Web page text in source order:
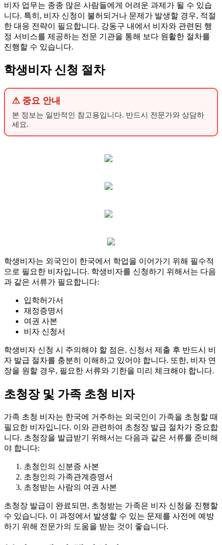
비자 업무는 종종 많은 사람들에게 어려운 과제가 될 수 있습
니다. 특히, 비자 신청이 불허되거나 문제가 발생할 경우, 적절
한 대응 전략이 필요합니다. 강동구 내에서 비자와 관련된 행
정 서비스를 제공하는 전문 기관을 통해 보다 원활한 절차를
진행할 수 있습니다.
학생비자 신청 절차
⚠ 중요 안내
본 정보는 일반적인 참고용입니다. 반드시 전문가와 상담하
세요.
학생비자는 외국인이 한국에서 학업을 이어가기 위해 필수적
으로 필요한 비자입니다. 학생비자를 신청하기 위해서는 다음
과 같은 서류가 필요합니다:
입학허가서
재정증명서
여권 사본
비자 신청서
학생비자 신청 시 주의해야 할 점은, 신청서 제출 후 반드시 비
자 발급 절차를 충분히 이해하고 있어야 합니다. 또한, 비자 연
장을 원할 경우, 필요한 서류와 기한을 미리 체크해야 합니다.
초청장 및 가족 초청 비자
가족 초청 비자는 한국에 거주하는 외국인이 가족을 초청할 때
필요한 비자입니다. 이와 관련하여 초청장 발급 절차가 중요합
니다. 초청장을 발급받기 위해서는 다음과 같은 서류를 준비해
야 합니다:
초청인의 신분증 사본
초청인의 가족관계증명서
초청받는 사람의 여권 사본
초청장 발급이 완료되면, 초청받는 가족은 비자 신청을 진행할
수 있습니다. 이 과정에서 발생할 수 있는 문제를 사전에 예방
하기 위해 전문가의 도움을 받는 것이 좋습니다.